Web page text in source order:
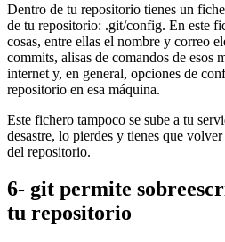
Dentro de tu repositorio tienes un
de tu repositorio: .git/config. En este
cosas, entre ellas el nombre y correo
commits, alisas de comandos de esos
internet y, en general, opciones de
repositorio en esa máquina.
Este fichero tampoco se sube a tu
desastre, lo pierdes y tienes que
del repositorio.
6- git permite
tu repositorio